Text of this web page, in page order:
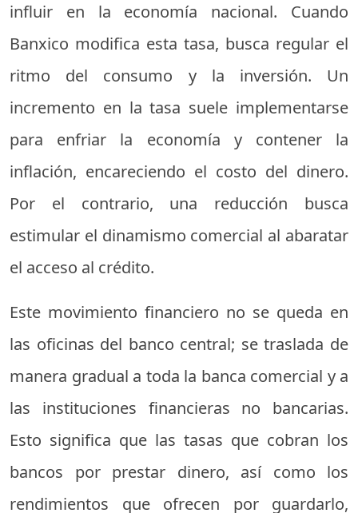
influir en la economía nacional. Cuando
Banxico modifica esta tasa, busca regular el
ritmo del consumo y la inversión. Un
incremento en la tasa suele implementarse
para enfriar la economía y contener la
inflación, encareciendo el costo del dinero.
Por el contrario, una reducción busca
estimular el dinamismo comercial al abaratar
el acceso al crédito.
Este movimiento financiero no se queda en
las oficinas del banco central; se traslada de
manera gradual a toda la banca comercial y a
las instituciones financieras no bancarias.
Esto significa que las tasas que cobran los
bancos por prestar dinero, así como los
rendimientos que ofrecen por guardarlo,